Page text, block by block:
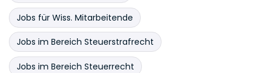
Jobs für Wiss. Mitarbeitende
Jobs im Bereich Steuerstrafrecht
Jobs im Bereich Steuerrecht